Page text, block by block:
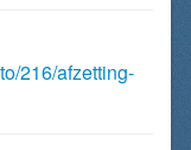
216/afzetting-